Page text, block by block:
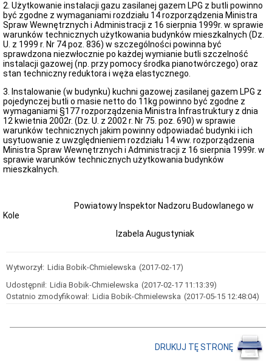
wprowadzenia
e-
protokołów
przeglądu
przewodów
kominowych
Komunikat
do
właścicieli
i
zarządców
obiektów
budowlanych
w
związku
z
potencjalnym
zagrożeniem
na
zagrożeniem
zatruciem
tlenkiem
węgla
Emisyjności
2. Użytkowanie instalacji gazu zasilanej gazem LPG z butli powinno
być zgodne z wymaganiami rozdziału 14 rozporządzenia Ministra
Spraw Wewnętrznych i Administracji z 16 sierpnia 1999r. w sprawie
warunków technicznych użytkowania budynków mieszkalnych (Dz.
U. z 1999 r. Nr 74 poz. 836) w szczególności powinna być
sprawdzona niezwłocznie po każdej wymianie butli szczelność
instalacji gazowej (np. przy pomocy środka pianotwórczego) oraz
stan techniczny reduktora i węża elastycznego.
3. Instalowanie (w budynku) kuchni gazowej zasilanej gazem LPG z
pojedynczej butli o masie netto do 11kg powinno być zgodne z
wymaganiami §177 rozporządzenia Ministra Infrastruktury z dnia
12 kwietnia 2002r. (Dz. U. z 2002 r. Nr 75. poz. 690) w sprawie
warunków technicznych jakim powinny odpowiadać budynki i ich
usytuowanie z uwzględnieniem rozdziału 14 ww. rozporządzenia
Ministra Spraw Wewnętrznych i Administracji z 16 sierpnia 1999r. w
sprawie warunków technicznych użytkowania budynków
mieszkalnych.
Powiatowy Inspektor Nadzoru Budowlanego w
Kole
Izabela Augustyniak
Wytworzył: Lidia Bobik-Chmielewska (2017-02-17)
Udostępnił: Lidia Bobik-Chmielewska (2017-02-17 11:13:39)
Ostatnio zmodyfikował: Lidia Bobik-Chmielewska (2017-05-15 12:48:04)
DRUKUJ TĘ STRONĘ